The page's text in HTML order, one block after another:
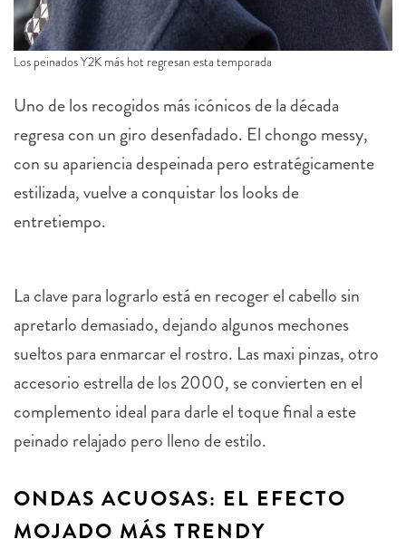
Los peinados Y2K más hot regresan esta temporada
Uno de los recogidos más icónicos de la década
regresa con un giro desenfadado. El chongo messy,
con su apariencia despeinada pero estratégicamente
estilizada, vuelve a conquistar los looks de
entretiempo.
La clave para lograrlo está en recoger el cabello sin
apretarlo demasiado, dejando algunos mechones
sueltos para enmarcar el rostro. Las maxi pinzas, otro
accesorio estrella de los 2000, se convierten en el
complemento ideal para darle el toque final a este
peinado relajado pero lleno de estilo.
ONDAS ACUOSAS: EL EFECTO
MOJADO MÁS TRENDY